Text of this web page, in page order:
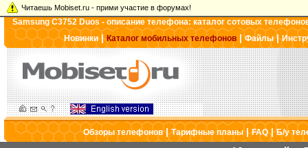
Читаешь Mobiset.ru - прими участие в форумах!
Samsung C3752 Duos - описание телефона: каталог сотовых
Новинки|Каталог мобильных телефонов |Файлы|
Обзоры телефонов|Тарифные планы|FAQ|Б/у